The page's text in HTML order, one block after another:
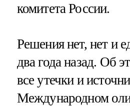
комитета России.
Решения нет, нет и
два года назад. Об
все утечки и
Международном